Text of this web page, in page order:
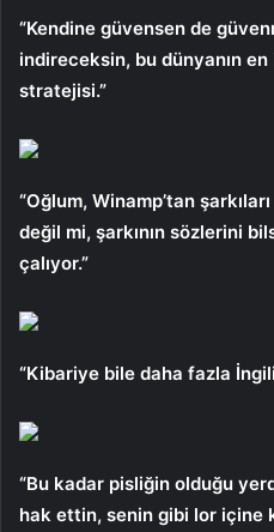
“Kendine güvensen de
indireceksin, bu dünyanın
stratejisi.”
“Oğlum, Winamp’tan
değil mi, şarkının sözlerini
çalıyor.”
“Kibariye bile daha fazla
“Bu kadar pisliğin olduğu
hak ettin, senin gibi lor içine